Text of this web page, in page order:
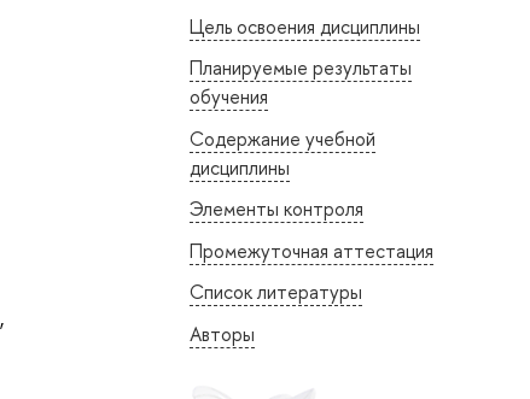
Цель освоения дисциплины
Планируемые результаты
обучения
Содержание учебной
дисциплины
Элементы контроля
Промежуточная аттестация
Список литературы
Авторы
,